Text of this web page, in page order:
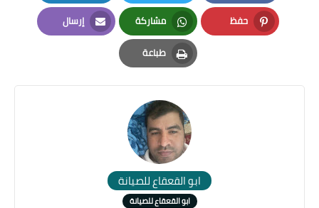
Facebook
Twitter
LinkedIn
حفظ
Pinterest
مشاركة
Whatsapp
إرسال
Email
طباعة
Print
ابو القعقاع للصيانة
ابو القعقاع للصيانة